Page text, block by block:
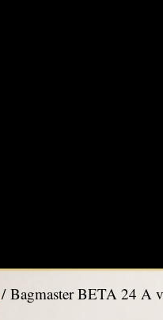
Bagmaster BETA 24 A